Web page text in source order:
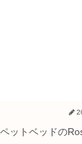
ットベッドの